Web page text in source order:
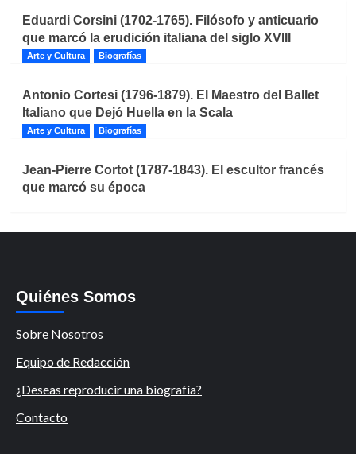
Eduardi Corsini (1702-1765). Filósofo y anticuario
que marcó la erudición italiana del siglo XVIII
Arte y Cultura Biografías
Antonio Cortesi (1796-1879). El Maestro del Ballet
Italiano que Dejó Huella en la Scala
Arte y Cultura Biografías
Jean-Pierre Cortot (1787-1843). El escultor francés
que marcó su época
Quiénes Somos
Sobre Nosotros
Equipo de Redacción
¿Deseas reproducir una biografía?
Contacto